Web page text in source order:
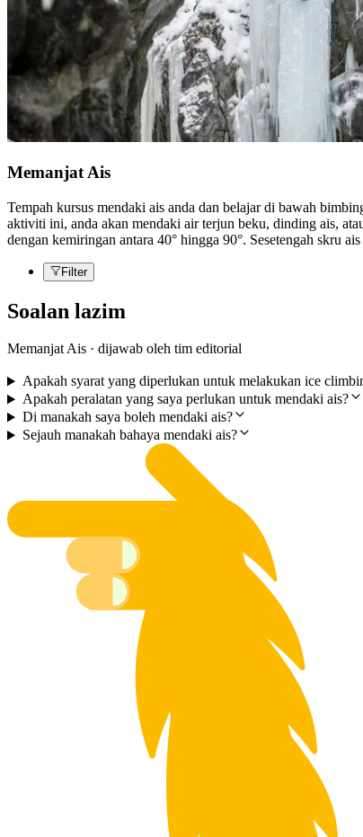
Memanjat Ais
Tempah kursus mendaki ais anda dan belajar di bawah
aktiviti ini, anda akan mendaki air terjun beku, dinding ais,
dengan kemiringan antara 40° hingga 90°. Sesetengah skru
Filter
Soalan lazim
Memanjat Ais · dijawab oleh tim editorial
Apakah syarat yang diperlukan untuk melakukan ice
Apakah peralatan yang saya perlukan untuk mendaki ais?
Di manakah saya boleh mendaki ais?
Sejauh manakah bahaya mendaki ais?